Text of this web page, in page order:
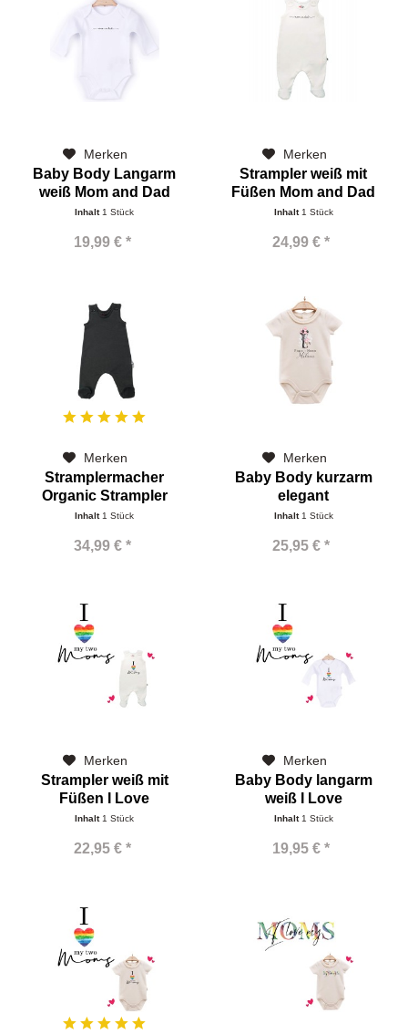
Merken
Baby Body Langarm
weiß Mom and Dad
Inhalt 1 Stück
19,99 € *
Merken
Strampler weiß mit
Füßen Mom and Dad
Inhalt 1 Stück
24,99 € *
Merken
Stramplermacher
Organic Strampler
dunkel grau...
Inhalt 1 Stück
34,99 € *
Merken
Baby Body kurzarm
elegant
Papa+Mama=Name
Inhalt 1 Stück
25,95 € *
Merken
Strampler weiß mit
Füßen I Love
Inhalt1 Stück
22,95 € *
Merken
Baby Body langarm
weiß I Love
Inhalt1 Stück
19,95 € *